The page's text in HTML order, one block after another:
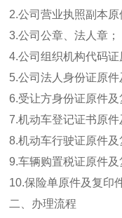
2.公司营业执照副本原
3.公司公章、法人章；
4.公司组织机构代码证
5.公司法人身份证原件
6.受让方身份证原件及
7.机动车登记证书原件
8.机动车行驶证原件及
9.车辆购置税证原件及
10.保险单原件及复印
二、办理流程